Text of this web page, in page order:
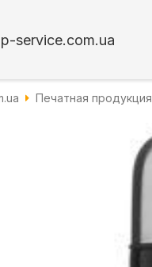
p-service.com.ua
Печатная продукция